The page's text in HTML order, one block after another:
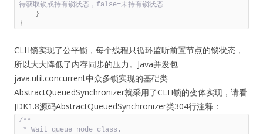
待获取锁或持有锁状态，false=未持有锁状态
}
}
CLH锁实现了公平锁，每个线程只循环监听前置节点的锁状态，
所以大大降低了内存同步的压力。Java并发包
java.util.concurrent中众多锁实现的基础类
AbstractQueuedSynchronizer就采用了CLH锁的变体实现，请看
JDK1.8源码AbstractQueuedSynchronizer类304行注释：
/**